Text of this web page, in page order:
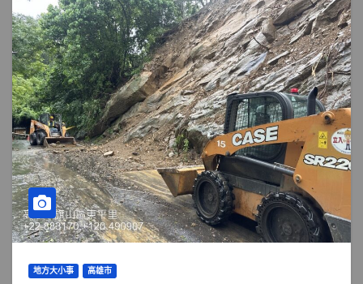
地方大小事 高雄市